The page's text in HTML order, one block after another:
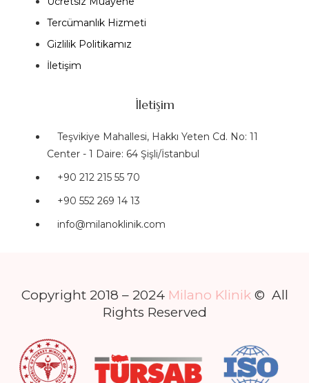
Tercümanlık Hizmeti
Gizlilik Politikamız
İletişim
İletişim
Teşvikiye Mahallesi, Hakkı Yeten Cd. No: 11
Center - 1 Daire: 64 Şişli/İstanbul
+90 212 215 55 70
+90 552 269 14 13
info@milanoklinik.com
Copyright 2018 – 2024 Milano Klinik© All
Rights Reserved